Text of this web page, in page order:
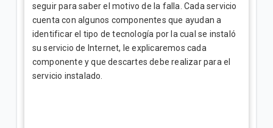
seguir para saber el motivo de la falla. Cada servicio
cuenta con algunos componentes que ayudan a
identificar el tipo de tecnología por la cual se instaló
su servicio de Internet, le explicaremos cada
componente y que descartes debe realizar para el
servicio instalado.